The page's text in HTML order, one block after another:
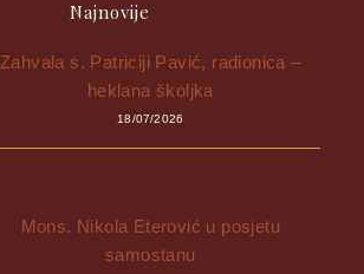
Najnovije
Zahvala s. Patriciji Pavić, radionica –
heklana školjka
18/07/2026
Mons. Nikola Eterović u posjetu
samostanu